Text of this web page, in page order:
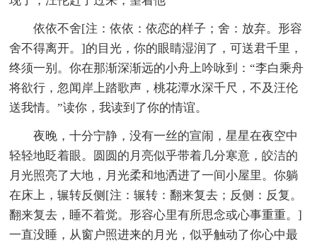
依依不舍[注：依依：依恋的样子；舍：放弃。形容
舍不得离开。]的目光，你的眼睛湿润了，可送君千里，
终须一别。你在那渐深渐远的小舟上吟咏到：“李白乘舟
将欲行，忽闻岸上踏歌声，桃花潭水深千尺，不及汪伦
送我情。”读你，我读到了你的情谊。
夜晚，十分宁静，没有一丝的宣闹，星星在夜空中
轻轻地眨着眼。圆圆的月亮似乎带着几分寒意，皎洁的
月光照亮了大地，月光柔和地洒进了一间小屋里。你躺
在床上，辗转反侧[注：辗转：翻来复去；反侧：反复。
翻来复去，睡不着觉。形容心里有所思念或心事重重。]
一直没睡，从窗户照进来的月光，似乎触动了你心中最